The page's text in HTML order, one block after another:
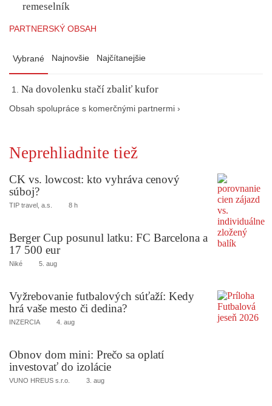
remeselník
PARTNERSKÝ OBSAH
Vybrané Najnovšie Najčítanejšie
Na dovolenku stačí zbaliť kufor
Obsah spolupráce s komerčnými partnermi ›
Neprehliadnite tiež
CK vs. lowcost: kto vyhráva cenový
súboj?
TIP travel, a.s. 8 h
Berger Cup posunul latku: FC Barcelona a
17 500 eur
Niké 5. aug
Vyžrebovanie futbalových súťaží: Kedy
hrá vaše mesto či dedina?
INZERCIA 4. aug
Obnov dom mini: Prečo sa oplatí
investovať do izolácie
VUNO HREUS s.r.o. 3. aug